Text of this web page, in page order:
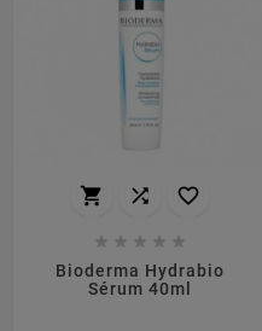
  
    
Bioderma Hydrabio
Sérum 40ml